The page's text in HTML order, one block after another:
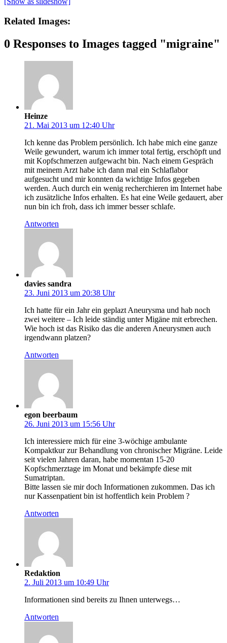
Related Images:
0 Responses to Images tagged "migraine"
Heinze
21. Mai 2013 um 12:40 Uhr
Ich kenne das Problem persönlich. Ich habe mich eine ganze
Weile gewundert, warum ich immer total fertig, erschöpft und
mit Kopfschmerzen aufgewacht bin. Nach einem Gespräch
mit meinem Arzt habe ich dann mal ein Schlaflabor
aufgesucht und mir konnten da wichtige Infos gegeben
werden. Auch durch ein wenig recherchieren im Internet habe
ich zusätzliche Infos erhalten. Es hat eine Weile gedauert, aber
nun bin ich froh, dass ich immer besser schlafe.
Antworten
davies sandra
23. Juni 2013 um 20:38 Uhr
Ich hatte für ein Jahr ein geplazt Aneurysma und hab noch
zwei weitere – Ich leide ständig unter Migäne mit erbrechen.
Wie hoch ist das Risiko das die anderen Aneurysmen auch
irgendwann platzen?
Antworten
egon beerbaum
26. Juni 2013 um 15:56 Uhr
Ich interessiere mich für eine 3-wöchige ambulante
Kompaktkur zur Behandlung von chronischer Migräne. Leide
seit vielen Jahren daran, habe momentan 15-20
Kopfschmerztage im Monat und bekämpfe diese mit
Sumatriptan.
Bitte lassen sie mir doch Informationen zukommen. Das ich
nur Kassenpatient bin ist hoffentlich kein Problem ?
Antworten
Redaktion
2. Juli 2013 um 10:49 Uhr
Informationen sind bereits zu Ihnen unterwegs…
Antworten